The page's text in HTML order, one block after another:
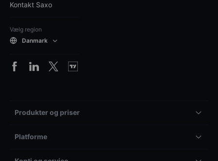
Kontakt Saxo
Vælg region
Danmark
Produkter og priser
Platforme